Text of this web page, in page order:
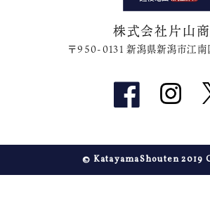
株式会社片山
〒950-0131 新潟県新潟市江
© KatayamaShouten 2019